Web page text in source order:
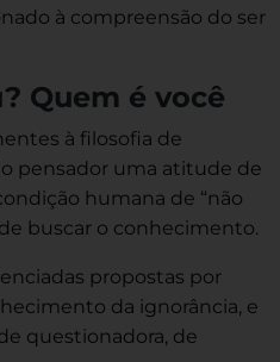
à compreensão do ser
Quem é você
à filosofia de
pensador uma atitude de
humana de “não
buscar o conhecimento.
propostas por
da ignorância, e
questionadora, de